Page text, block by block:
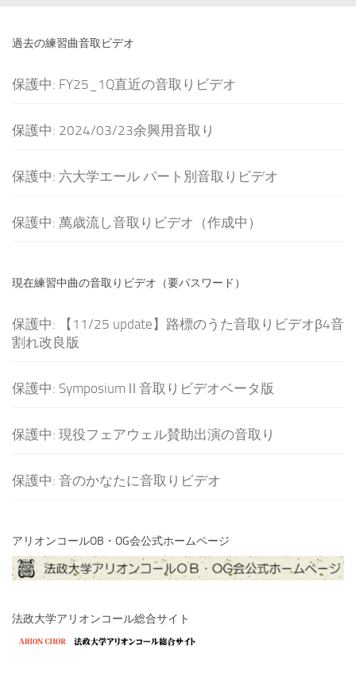
過去の練習曲音取ビデオ
保護中: FY25_1Q直近の音取りビデオ
保護中: 2024/03/23余興用音取り
保護中: 六大学エール パート別音取りビデオ
保護中: 萬歳流し音取りビデオ（作成中）
現在練習中曲の音取りビデオ（要パスワード）
保護中: 【11/25 update】路標のうた音取りビデオβ4音
割れ改良版
保護中: SymposiumⅡ音取りビデオベータ版
保護中: 現役フェアウェル賛助出演の音取り
保護中: 音のかなたに音取りビデオ
アリオンコールOB・OG会公式ホームページ
法政大学アリオンコール総合サイト